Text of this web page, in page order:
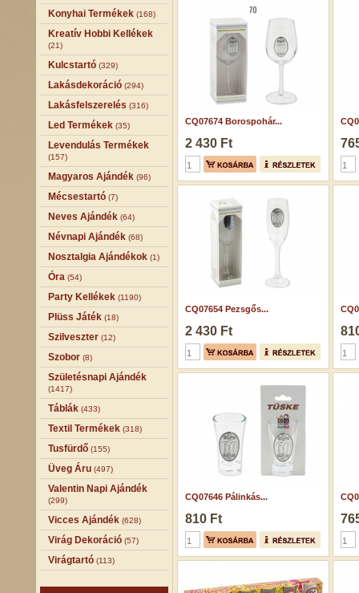
Konyhai Termékek (168)
Kreatív Hobbi Kellékek
(21)
Kulcstartó (329)
Lakásdekoráció (294)
Lakásfelszerelés (316)
Led Termékek (35)
Levendulás Termékek
(157)
Magyaros Ajándék (96)
Mécsestartó (7)
Neves Ajándék (64)
Névnapi Ajándék (68)
Nosztalgia Ajándékok (1)
Óra (54)
Party Kellékek (1190)
Plüss Játék (18)
Szilveszter (12)
Szobor (8)
Születésnapi Ajándék
(1417)
Táblák (433)
Textil Termékek (318)
Tusfürdő (155)
Üveg Áru (497)
Valentin Napi Ajándék
(299)
Vicces Ajándék (628)
Virág Dekoráció (57)
Virágtartó (113)
CQ07674 Borospohár...
2 430 Ft
CQ07654 Pezsgős...
2 430 Ft
CQ07646 Pálinkás...
810 Ft